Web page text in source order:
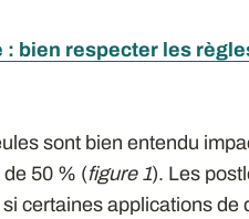
: bien respecter les
sont bien entendu
50 % (figure 1). Les
certaines applications de